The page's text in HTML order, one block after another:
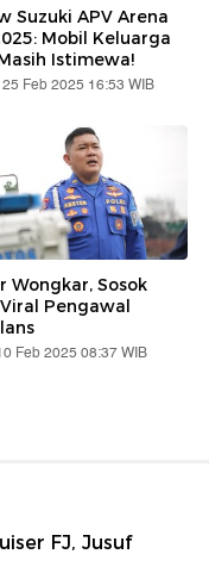
Suzuki APV Arena
Mobil Keluarga
Istimewa!
Feb 2025 16:53 WIB
Wongkar, Sosok
Pengawal
Feb 2025 08:37 WIB
FJ, Jusuf